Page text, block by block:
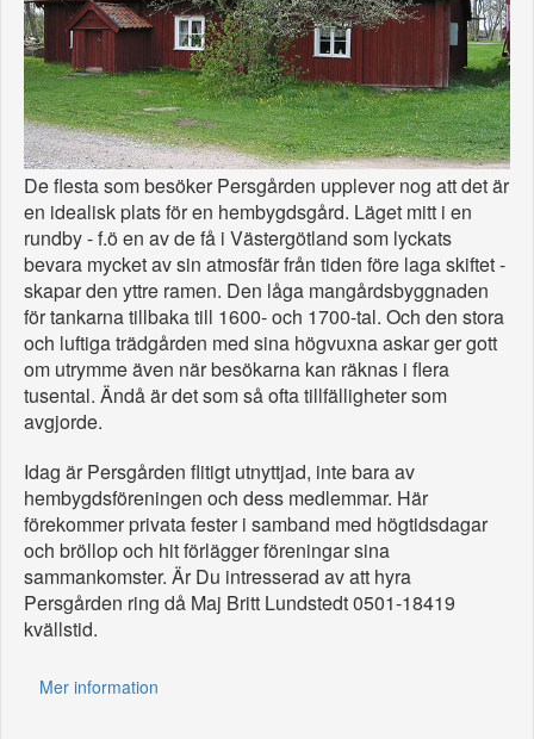
De flesta som besöker Persgården upplever nog att det är
en idealisk plats för en hembygdsgård. Läget mitt i en
rundby - f.ö en av de få i Västergötland som lyckats
bevara mycket av sin atmosfär från tiden före laga skiftet -
skapar den yttre ramen. Den låga mangårdsbyggnaden
för tankarna tillbaka till 1600- och 1700-tal. Och den stora
och luftiga trädgården med sina högvuxna askar ger gott
om utrymme även när besökarna kan räknas i flera
tusental. Ändå är det som så ofta tillfälligheter som
avgjorde.
Idag är Persgården flitigt utnyttjad, inte bara av
hembygdsföreningen och dess medlemmar. Här
förekommer privata fester i samband med högtidsdagar
och bröllop och hit förlägger föreningar sina
sammankomster. Är Du intresserad av att hyra
Persgården ring då Maj Britt Lundstedt 0501-18419
kvällstid.
Mer information